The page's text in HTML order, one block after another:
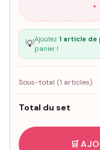
+
💡Ajoutez 1 article de
panier !
Sous-total (1 articles)
Total du set
🛒